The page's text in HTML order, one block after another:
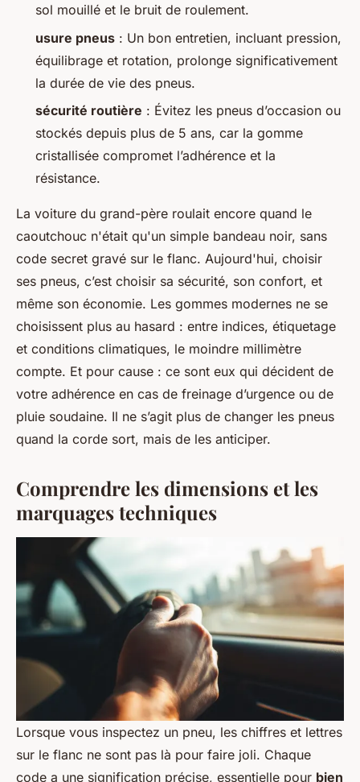
sol mouillé et le bruit de roulement.
usure pneus : Un bon entretien, incluant pression,
équilibrage et rotation, prolonge significativement
la durée de vie des pneus.
sécurité routière : Évitez les pneus d’occasion ou
stockés depuis plus de 5 ans, car la gomme
cristallisée compromet l’adhérence et la
résistance.
La voiture du grand-père roulait encore quand le
caoutchouc n'était qu'un simple bandeau noir, sans
code secret gravé sur le flanc. Aujourd'hui, choisir
ses pneus, c’est choisir sa sécurité, son confort, et
même son économie. Les gommes modernes ne se
choisissent plus au hasard : entre indices, étiquetage
et conditions climatiques, le moindre millimètre
compte. Et pour cause : ce sont eux qui décident de
votre adhérence en cas de freinage d’urgence ou de
pluie soudaine. Il ne s’agit plus de changer les pneus
quand la corde sort, mais de les anticiper.
Comprendre les dimensions et les
marquages techniques
Lorsque vous inspectez un pneu, les chiffres et lettres
sur le flanc ne sont pas là pour faire joli. Chaque
code a une signification précise, essentielle pour bien